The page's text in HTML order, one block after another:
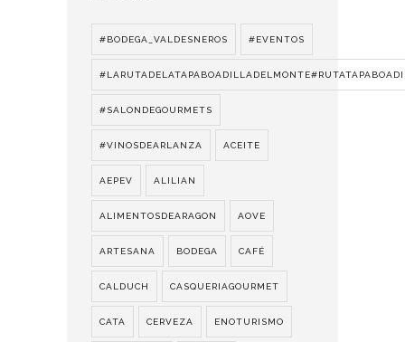
#BODEGA_VALDESNEROS #EVENTOS
#SALONDEGOURMETS
#VINOSDEARLANZA ACEITE
AEPEV ALILIAN
ALIMENTOSDEARAGON AOVE
ARTESANA BODEGA CAFÉ
CALDUCH CASQUERIAGOURMET
CATA CERVEZA ENOTURISMO